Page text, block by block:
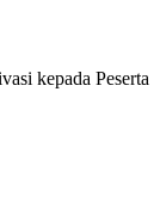
kepada Peserta